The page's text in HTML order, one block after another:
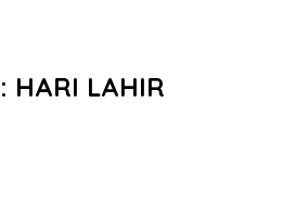
HARI LAHIR